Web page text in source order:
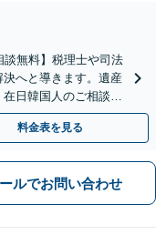
談無料】税理士や司法
へと導きます。遺産
日韓国人のご相談も
料金表を見る
ルでお問い合わせ